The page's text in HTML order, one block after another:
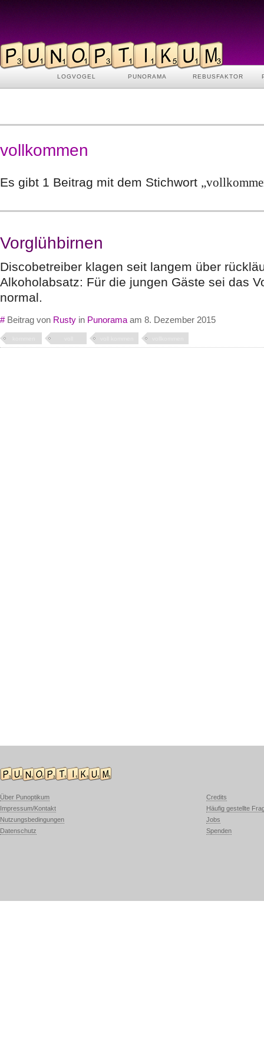
LOGVOGEL PUNORAMA REBUSFAKTOR
vollkommen
Es gibt 1 Beitrag mit dem Stichwort
Vorglühbirnen
Discobetreiber klagen seit langem über
Alkoholabsatz: Für die jungen Gäste sei das
normal.
#Beitrag von Rusty in Punorama am 8. Dezember 2015
Über Punoptikum
Impressum/Kontakt
Nutzungsbedingungen
Datenschutz
Credits
Häufig gestellte
Jobs
Spenden